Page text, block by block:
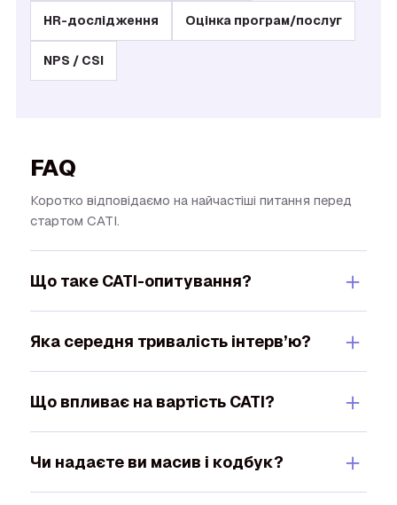
HR-дослідження Оцінка програм/послуг
NPS / CSI
FAQ
Коротко відповідаємо на найчастіші питання перед
стартом CATI.
Що таке CATI-опитування? ＋
Яка середня тривалість інтерв’ю? ＋
Що впливає на вартість CATI? ＋
Чи надаєте ви масив і кодбук? ＋